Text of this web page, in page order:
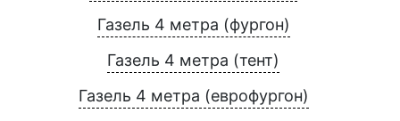
Газель 4 метра (фургон)
Газель 4 метра (тент)
Газель 4 метра (еврофургон)